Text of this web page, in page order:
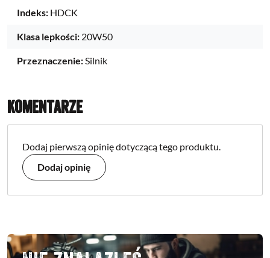
Indeks: HDCK
Klasa lepkości: 20W50
Przeznaczenie:Silnik
Komentarze
Dodaj pierwszą opinię dotyczącą tego produktu.
Dodaj opinię